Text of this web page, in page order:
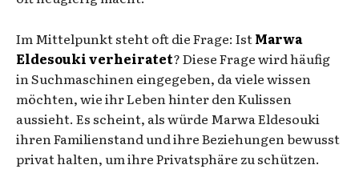
Im Mittelpunkt steht oft die Frage: IstMarwa
Eldesouki verheiratet? Diese Frage wird häufig
in Suchmaschinen eingegeben, da viele wissen
möchten, wie ihr Leben hinter den Kulissen
aussieht. Es scheint, als würde Marwa Eldesouki
ihren Familienstand und ihre Beziehungen bewusst
privat halten, um ihre Privatsphäre zu schützen.